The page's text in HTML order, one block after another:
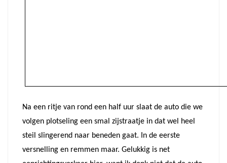
Na een ritje van rond een half uur slaat de auto die we
volgen plotseling een smal zijstraatje in dat wel heel
steil slingerend naar beneden gaat. In de eerste
versnelling en remmen maar. Gelukkig is net